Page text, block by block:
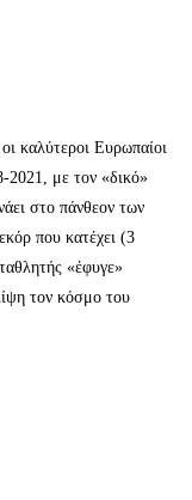
καλύτεροι Ευρωπαίοι
2021, με τον «δικό»
στο πάνθεον των
που κατέχει (3
«έφυγε»
τον κόσμο του